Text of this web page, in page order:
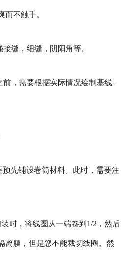
而不触手。
缝，细缝，阴阳角等。
，需要根据实际情况绘制基线，
预先铺设卷筒材料。此时，需要注
时，将线圈从一端卷到1/2，然后
离膜，但是您不能裁切线圈。然